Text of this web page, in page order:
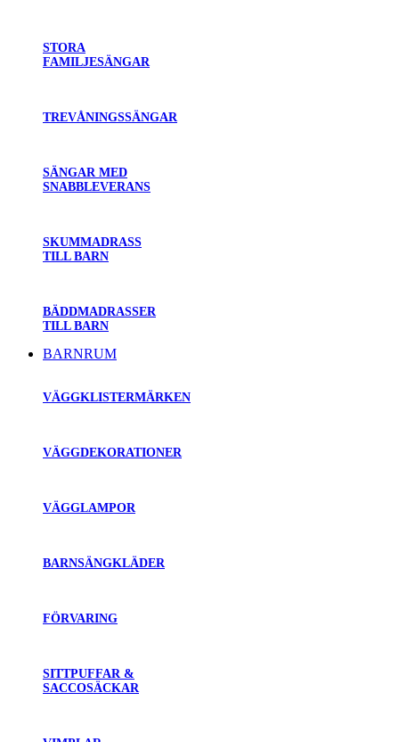
STORA
FAMILJESÄNGAR
TREVÅNINGSSÄNGAR
SÄNGAR MED
SNABBLEVERANS
SKUMMADRASS
TILL BARN
BÄDDMADRASSER
TILL BARN
BARNRUM
VÄGGKLISTERMÄRKEN
VÄGGDEKORATIONER
VÄGGLAMPOR
BARNSÄNGKLÄDER
FÖRVARING
SITTPUFFAR &
SACCOSÄCKAR